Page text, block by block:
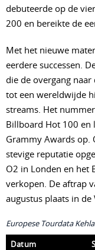
debuteerde op de
200 en bereikte de
Met het nieuwe
eerdere successen.
die de overgang
tot een wereldwijde
streams. Het
Billboard Hot 100 en
Grammy Awards op.
stevige reputatie
O2 in Londen en het
verkopen. De aftrap
augustus plaats in de
Europese Tourdata
Datum